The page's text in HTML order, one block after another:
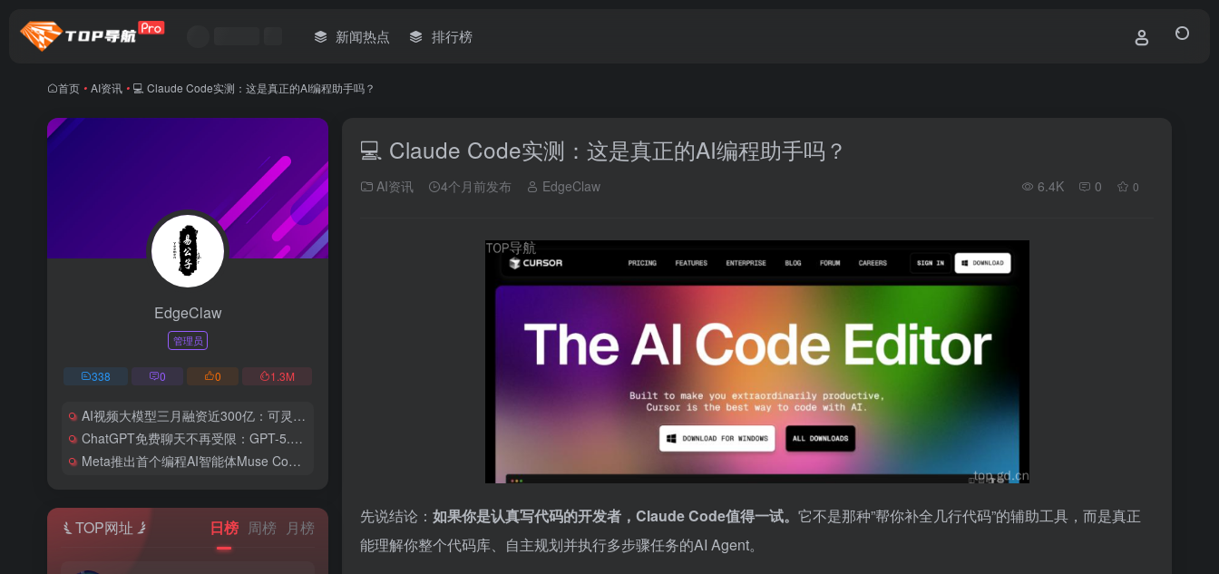
新闻热点 排行榜
首页 • AI资讯 • 💻 Claude Code实测：这是真正的AI编程助手吗？
💻 Claude Code实测：这是真正的AI编程助手吗？
AI资讯 4个月前发布 EdgeClaw 6.4K 0 0
先说结论： 如果你是认真写代码的开发者，Claude Code值得一试。 它不是那种”帮你补全几行代码”的辅助工具，而是真正
能理解你整个代码库、自主规划并执行多步骤任务的AI Agent。
EdgeClaw
管理员
338 0 0 1.3M
AI视频大模型三月融资近300亿：可灵AI估值剑指180亿美元
ChatGPT免费聊天不再受限：GPT-5.6 Sol与Luna双版本同步上线
Meta推出首个编程AI智能体Muse Code，用低价策略叫板Claude Code和Codex
TOP网址 日榜 周榜 月榜